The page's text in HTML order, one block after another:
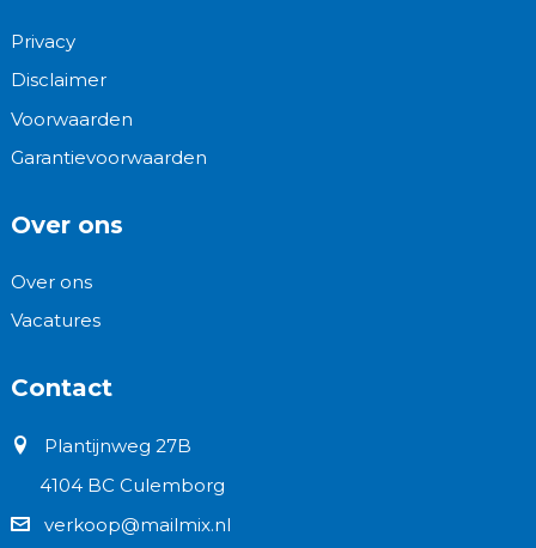
Privacy
Disclaimer
Voorwaarden
Garantievoorwaarden
Over ons
Over ons
Vacatures
Contact
Plantijnweg 27B
4104 BC Culemborg
verkoop@mailmix.nl